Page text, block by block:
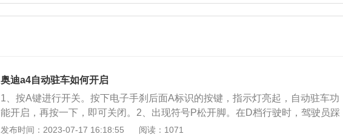
奥迪a4自动驻车如何开启
1、按A键进行开关。按下电子手刹后面A标识的按键，指示灯亮起，自动驻车功
能开启，再按一下，即可关闭。2、出现符号P松开脚。在D档行驶时，驾驶员踩
下刹车，显示屏上出现绿色符号P的时候，驾驶员把脚松开车辆也不会动，不用
发布时间：2023-07-17 16:18:55 阅读：1071